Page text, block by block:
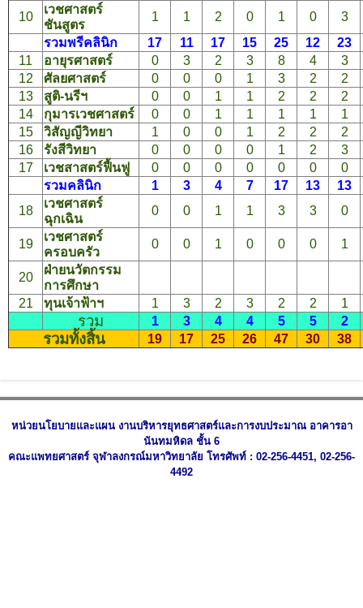
10
เวชศาสตร์
ชันสูตร
1 1 2 0 1 0
3
รวมพรีคลินิก
17 11 17 15 25 12
23
11
อายุรศาสตร์ 0 3 2 3 8 4
3
12
ศัลยศาสตร์ 0 0 0 1 3 2
2
13
สูติ-นรีฯ 0 0 1 1 2 2
2
14
กุมารเวชศาสตร์ 0 0 1 1 1 1
1
15
วิสัญญีวิทยา 1 0 0 1 2 2
2
16
รังสีวิทยา 0 0 0 0 1 2
3
17
เวชสาสตร์ฟื้นฟู 0 0 0 0 0 0
0
รวมคลินิก
1 3 4 7 17 13
13
18
เวชศาสตร์
ฉุกเฉิน
0 0 1 1 3 3 0
19
เวชศาสตร์
ครอบครัว
0 0 1 0 0 0 1
20
ฝ่ายนวัตกรรม
การศึกษา
21
ทุนเจ้าฟ้าฯ 1 3 2 3 2 2 1
รวม 1 3 4 4 5 5 2
รวมทั้งสิ้น 19 17 25 26 47 30 38
หน่วยนโยบายและแผน งานบริหารยุทธศาสตร์และการงบประมาณ อาคารอา
นันทมหิดล ชั้น 6
คณะแพทยศาสตร์ จุฬาลงกรณ์มหาวิทยาลัย โทรศัพท์ : 02-256-4451, 02-256-
4492